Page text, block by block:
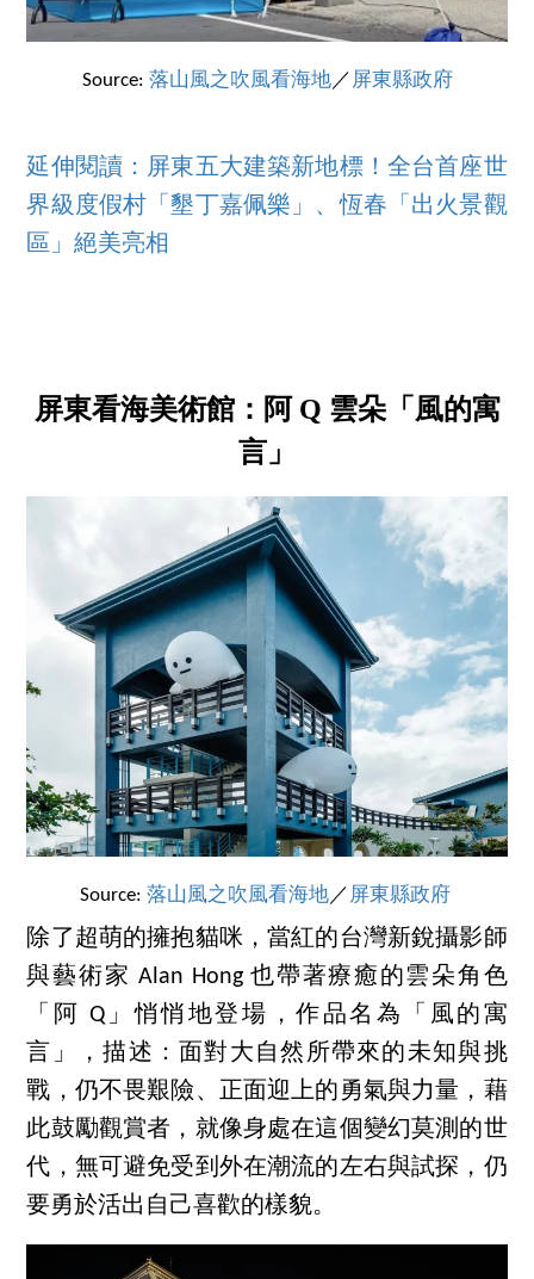
Source: 落山風之吹風看海地／ 屏東縣政府
延伸閱讀：屏東五大建築新地標！全台首座世
界級度假村「墾丁嘉佩樂」、恆春「出火景觀
區」絕美亮相
屏東看海美術館：阿 Q 雲朵「風的寓
言」
Source: 落山風之吹風看海地／ 屏東縣政府
除了超萌的擁抱貓咪，當紅的台灣新銳攝影師
與藝術家 Alan Hong 也帶著療癒的雲朵角色
「阿 Q」悄悄地登場，作品名為「風的寓
言」，描述：面對大自然所帶來的未知與挑
戰，仍不畏艱險、正面迎上的勇氣與力量，藉
此鼓勵觀賞者，就像身處在這個變幻莫測的世
代，無可避免受到外在潮流的左右與試探，仍
要勇於活出自己喜歡的樣貌。